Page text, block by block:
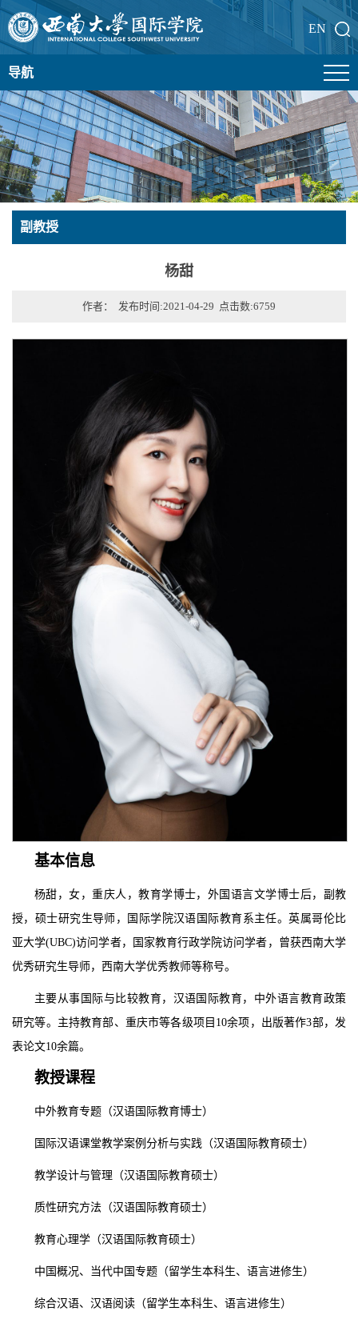
EN
导航
副教授
杨甜
作者： 发布时间:2021-04-29 点击数:6759
基本信息
杨甜，女，重庆人，教育学博士，外国语言文学博士后，副教
授，硕士研究生导师，国际学院汉语国际教育系主任。英属哥伦比
亚大学(UBC)访问学者，国家教育行政学院访问学者，曾获西南大学
优秀研究生导师，西南大学优秀教师等称号。
主要从事国际与比较教育，汉语国际教育，中外语言教育政策
研究等。主持教育部、重庆市等各级项目10余项，出版著作3部，发
表论文10余篇。
教授课程
中外教育专题（汉语国际教育博士）
国际汉语课堂教学案例分析与实践（汉语国际教育硕士）
教学设计与管理（汉语国际教育硕士）
质性研究方法（汉语国际教育硕士）
教育心理学（汉语国际教育硕士）
中国概况、当代中国专题（留学生本科生、语言进修生）
综合汉语、汉语阅读（留学生本科生、语言进修生）